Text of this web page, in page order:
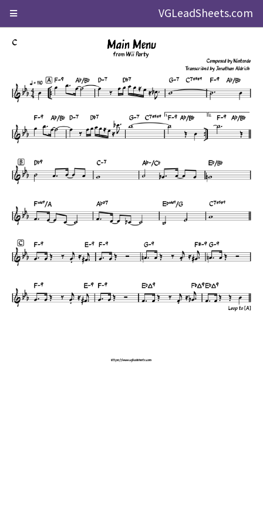
VGLeadSheets.com